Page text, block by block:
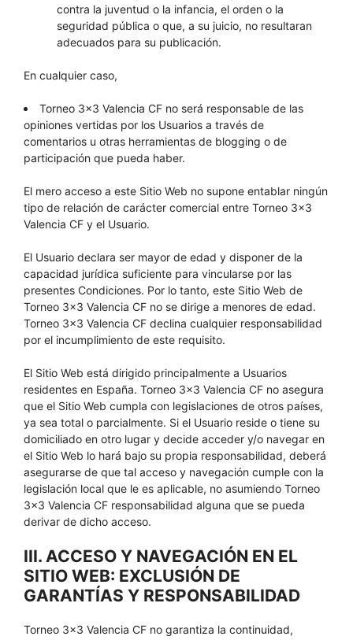
contra la juventud o la infancia, el orden o la
seguridad pública o que, a su juicio, no resultaran
adecuados para su publicación.
En cualquier caso,
Torneo 3×3 Valencia CF no será responsable de las
opiniones vertidas por los Usuarios a través de
comentarios u otras herramientas de blogging o de
participación que pueda haber.
El mero acceso a este Sitio Web no supone entablar ningún
tipo de relación de carácter comercial entre Torneo 3×3
Valencia CF y el Usuario.
El Usuario declara ser mayor de edad y disponer de la
capacidad jurídica suficiente para vincularse por las
presentes Condiciones. Por lo tanto, este Sitio Web de
Torneo 3×3 Valencia CF no se dirige a menores de edad.
Torneo 3×3 Valencia CF declina cualquier responsabilidad
por el incumplimiento de este requisito.
El Sitio Web está dirigido principalmente a Usuarios
residentes en España. Torneo 3×3 Valencia CF no asegura
que el Sitio Web cumpla con legislaciones de otros países,
ya sea total o parcialmente. Si el Usuario reside o tiene su
domiciliado en otro lugar y decide acceder y/o navegar en
el Sitio Web lo hará bajo su propia responsabilidad, deberá
asegurarse de que tal acceso y navegación cumple con la
legislación local que le es aplicable, no asumiendo Torneo
3×3 Valencia CF responsabilidad alguna que se pueda
derivar de dicho acceso.
III. ACCESO Y NAVEGACIÓN EN EL
SITIO WEB: EXCLUSIÓN DE
GARANTÍAS Y RESPONSABILIDAD
Torneo 3×3 Valencia CF no garantiza la continuidad,